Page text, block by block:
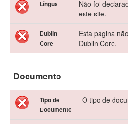
Língua
Não foi
este site.
Dublin
Core
Esta página
Dublin Core.
Documento
Tipo de
Documento
O tipo de